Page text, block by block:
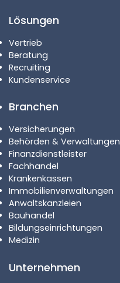
Lösungen
Vertrieb
Beratung
Recruiting
Kundenservice
Branchen
Versicherungen
Behörden & Verwaltungen
Finanzdienstleister
Fachhandel
Krankenkassen
Immobilienverwaltungen
Anwaltskanzleien
Bauhandel
Bildungseinrichtungen
Medizin
Unternehmen